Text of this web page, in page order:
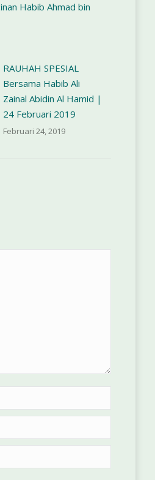
Habib Ahmad bin
RAUHAH SPESIAL
Bersama Habib Ali
Zainal Abidin Al Hamid |
24 Februari 2019
Februari 24, 2019